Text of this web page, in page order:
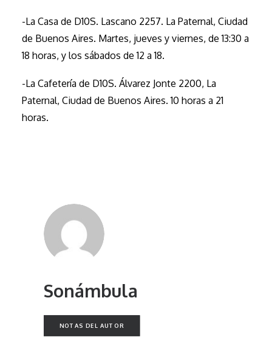
-La Casa de D10S. Lascano 2257. La Paternal, Ciudad
de Buenos Aires. Martes, jueves y viernes, de 13:30 a
18 horas, y los sábados de 12 a 18.
-La Cafetería de D10S. Álvarez Jonte 2200, La
Paternal, Ciudad de Buenos Aires. 10 horas a 21
horas.
Sonámbula
NOTAS DEL AUTOR